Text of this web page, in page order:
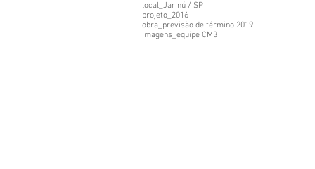
local_Jarinú / SP
projeto_2016
obra_previsão de término 2019
imagens_equipe CM3